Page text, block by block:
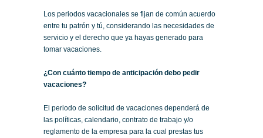
Los periodos vacacionales se fijan de común acuerdo
entre tu patrón y tú, considerando las necesidades de
servicio y el derecho que ya hayas generado para
tomar vacaciones.
¿Con cuánto tiempo de anticipación debo pedir
vacaciones?
El periodo de solicitud de vacaciones dependerá de
las políticas, calendario, contrato de trabajo y/o
reglamento de la empresa para la cual prestas tus